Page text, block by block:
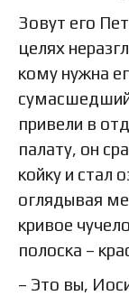
Зовут его
целях
кому нужна
привели в
палату, он
койку и стал
оглядывая
кривое
полоска –
– Это вы,